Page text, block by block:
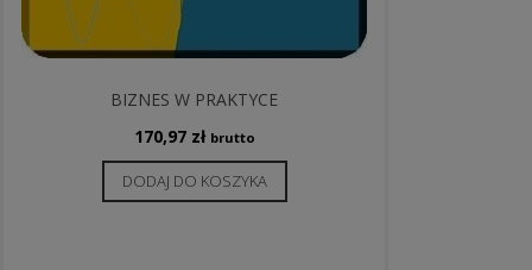
BIZNES W PRAKTYCE
170,97 zł brutto
DODAJ DO KOSZYKA